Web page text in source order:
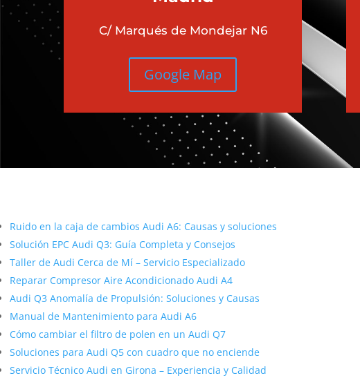
C/ Marqués de Mondejar N6
Google Map
Ruido en la caja de cambios Audi A6: Causas y soluciones
Solución EPC Audi Q3: Guía Completa y Consejos
Taller de Audi Cerca de Mí – Servicio Especializado
Reparar Compresor Aire Acondicionado Audi A4
Audi Q3 Anomalía de Propulsión: Soluciones y Causas
Manual de Mantenimiento para Audi A6
Cómo cambiar el filtro de polen en un Audi Q7
Soluciones para Audi Q5 con cuadro que no enciende
Servicio Técnico Audi en Girona – Experiencia y Calidad